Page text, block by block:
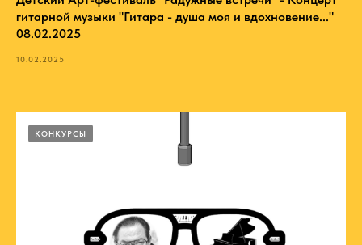
гитарной музыки "Гитара - душа моя и вдохновение..."
08.02.2025
10.02.2025
КОНКУРСЫ